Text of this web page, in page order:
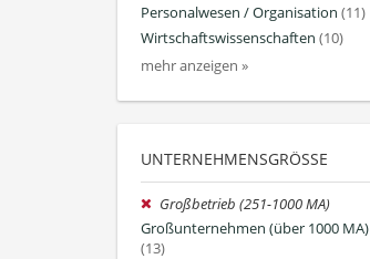
Personalwesen / Organisation (11)
Wirtschaftswissenschaften (10)
mehr anzeigen »
UNTERNEHMENSGRÖSSE
Großbetrieb (251-1000 MA)
Großunternehmen (über 1000 MA)
(13)